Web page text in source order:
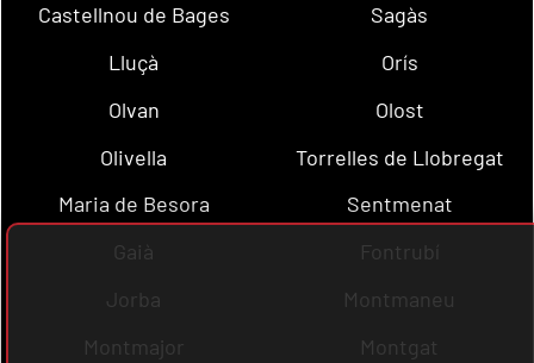
Castellnou de Bages
Sagàs
Lluçà
Orís
Olvan
Olost
Olivella
Torrelles de Llobregat
Maria de Besora
Sentmenat
Gaià
Fontrubí
Jorba
Montmaneu
Montmajor
Montgat